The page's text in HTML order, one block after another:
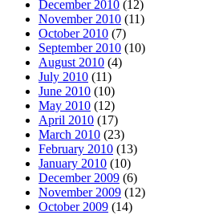
December 2010 (12)
November 2010 (11)
October 2010 (7)
September 2010 (10)
August 2010 (4)
July 2010 (11)
June 2010 (10)
May 2010 (12)
April 2010 (17)
March 2010 (23)
February 2010 (13)
January 2010 (10)
December 2009 (6)
November 2009 (12)
October 2009 (14)